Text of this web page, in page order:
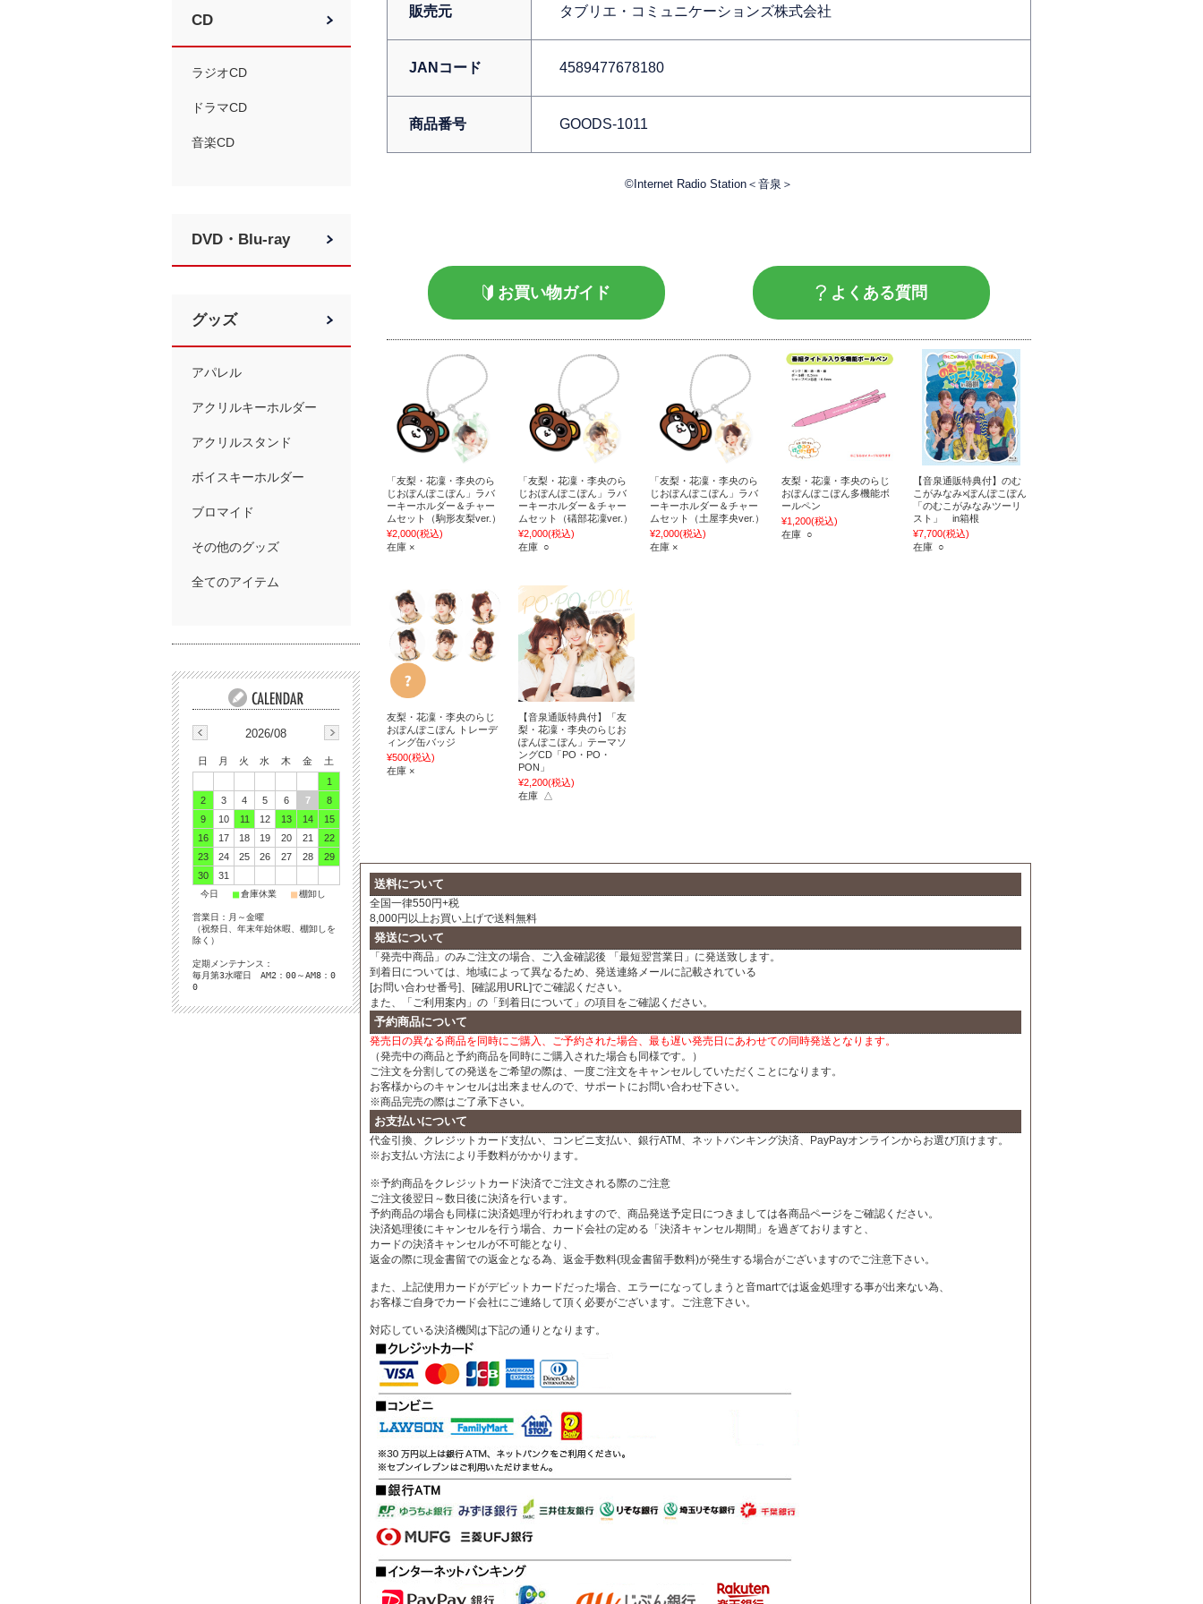
販売元 タブリエ・コミュニケーションズ株式会社
JANコード 4589477678180
商品番号 GOODS-1011
©Internet Radio Station＜音泉＞
お買い物ガイド よくある質問
「友梨・花凜・李央のら
じおぽんぽこぽん」ラバ
ーキーホルダー＆チャー
ムセット（駒形友梨ver.）
¥2,000(税込)
在庫 ×
「友梨・花凜・李央のら
じおぽんぽこぽん」ラバ
ーキーホルダー＆チャー
ムセット（礒部花凜ver.）
¥2,000(税込)
在庫 ○
「友梨・花凜・李央のら
じおぽんぽこぽん」ラバ
ーキーホルダー＆チャー
ムセット（土屋李央ver.）
¥2,000(税込)
在庫 ×
友梨・花凜・李央のらじ
おぽんぽこぽん多機能ボ
ールペン
¥1,200(税込)
在庫 ○
【音泉通販特典付】のむ
こがみなみ×ぽんぽこぽん
「のむこがみなみツーリ
スト」 in箱根
¥7,700(税込)
在庫 ○
友梨・花凜・李央のらじ
おぽんぽこぽん トレーデ
ィング缶バッジ
¥500(税込)
在庫 ×
【音泉通販特典付】「友
梨・花凜・李央のらじお
ぽんぽこぽん」テーマソ
ングCD「PO・PO・
PON」
¥2,200(税込)
在庫 △
送料について
全国一律550円+税
8,000円以上お買い上げで送料無料
発送について
「発売中商品」のみご注文の場合、ご入金確認後 「最短翌営業日」に発送致します。
到着日については、地域によって異なるため、発送連絡メールに記載されている
[お問い合わせ番号]、[確認用URL]でご確認ください。
また、「ご利用案内」の「到着日について」の項目をご確認ください。
予約商品について
発売日の異なる商品を同時にご購入、ご予約された場合、最も遅い発売日にあわせての同時発送となります。
（発売中の商品と予約商品を同時にご購入された場合も同様です。）
ご注文を分割しての発送をご希望の際は、一度ご注文をキャンセルしていただくことになります。
お客様からのキャンセルは出来ませんので、サポートにお問い合わせ下さい。
※商品完売の際はご了承下さい。
お支払いについて
代金引換、クレジットカード支払い、コンビニ支払い、銀行ATM、ネットバンキング決済、PayPayオンラインからお選び頂けます。
※お支払い方法により手数料がかかります。
※予約商品をクレジットカード決済でご注文される際のご注意
ご注文後翌日～数日後に決済を行います。
予約商品の場合も同様に決済処理が行われますので、商品発送予定日につきましては各商品ページをご確認ください。
決済処理後にキャンセルを行う場合、カード会社の定める「決済キャンセル期間」を過ぎておりますと、
カードの決済キャンセルが不可能となり、
返金の際に現金書留での返金となる為、返金手数料(現金書留手数料)が発生する場合がございますのでご注意下さい。
また、上記使用カードがデビットカードだった場合、エラーになってしまうと音martでは返金処理する事が出来ない為、
お客様ご自身でカード会社にご連絡して頂く必要がございます。ご注意下さい。
対応している決済機関は下記の通りとなります。
CD
ラジオCD
ドラマCD
音楽CD
DVD・Blu-ray
グッズ
アパレル
アクリルキーホルダー
アクリルスタンド
ボイスキーホルダー
ブロマイド
その他のグッズ
全てのアイテム
2026/08
日 月 火 水 木 金
土
1
2
3 4 5 6 7
8
9
10 11 12 13 14
15
16
17 18 19 20 21
22
23
24 25 26 27 28
29
30
31
今日 ■倉庫休業 ■棚卸し
営業日：月～金曜
（祝祭日、年末年始休暇、棚卸しを
除く）
定期メンテナンス：
毎月第3水曜日 AM2：00～AM8：0
0